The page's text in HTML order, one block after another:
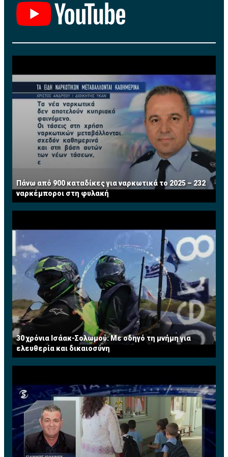
Πηγή: ΚΥΠΕ
Πάνω από 900 καταδίκες για ναρκωτικά το 2025 – 232
ναρκέμποροι στη φυλακή
30 χρόνια Ισάακ-Σολωμού: Με οδηγό τη μνήμη για
ελευθερία και δικαιοσύνη